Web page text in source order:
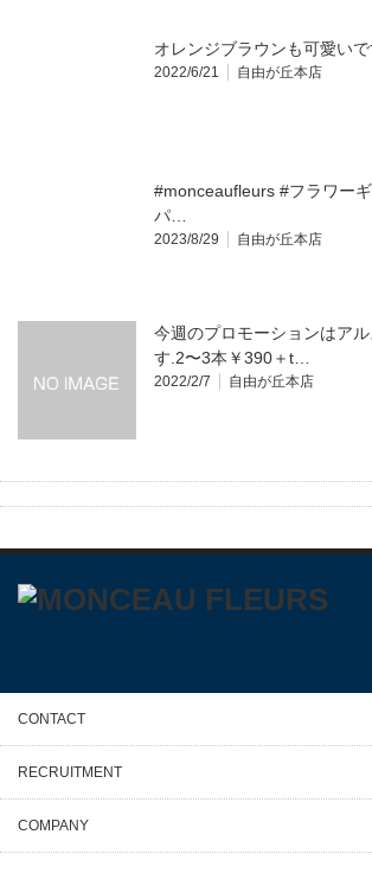
オレンジブラウンも可愛いで
2022/6/21 自由が丘本店
#monceaufleurs #フラワー
パ…
2023/8/29 自由が丘本店
今週のプロモーションはア
す.2〜3本￥390＋t…
2022/2/7 自由が丘本店
CONTACT
RECRUITMENT
COMPANY